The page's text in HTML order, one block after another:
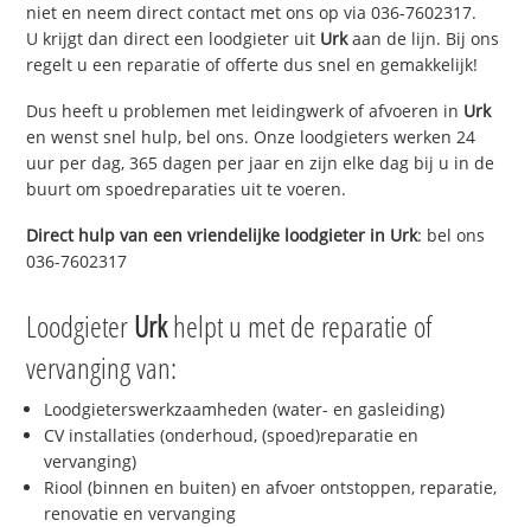
niet en neem direct contact met ons op via 036-7602317.
U krijgt dan direct een loodgieter uit Urkaan de lijn. Bij ons
regelt u een reparatie of offerte dus snel en gemakkelijk!
Dus heeft u problemen met leidingwerk of afvoeren in Urk
en wenst snel hulp, bel ons. Onze loodgieters werken 24
uur per dag, 365 dagen per jaar en zijn elke dag bij u in de
buurt om spoedreparaties uit te voeren.
Direct hulp van een vriendelijke loodgieter in Urk: bel ons
036-7602317
LoodgieterUrkhelpt u met de reparatie of
vervanging van:
Loodgieterswerkzaamheden (water- en gasleiding)
CV installaties (onderhoud, (spoed)reparatie en
vervanging)
Riool (binnen en buiten) en afvoer ontstoppen, reparatie,
renovatie en vervanging